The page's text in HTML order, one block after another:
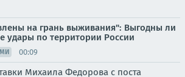
на грань выживания": Выгодны ли
удары по территории России
00:09
Михаила Федорова с поста